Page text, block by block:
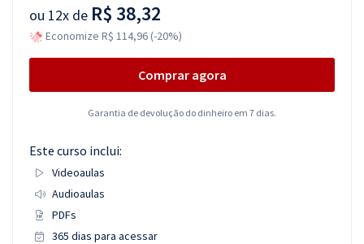
ou 12x de R$ 38,32
Economize R$ 114,96 (-20%)
Comprar agora
Garantia de devolução do dinheiro em 7 dias.
Este curso inclui:
Videoaulas
Audioaulas
PDFs
365 dias para acessar